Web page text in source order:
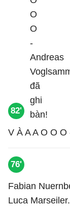
82'
V À A A O O
76'
Fabian
Luca Marseiler.